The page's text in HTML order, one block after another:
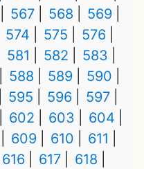
567 568
569
574 575
576
581 582
583
588 589
590
595 596
597
602 603
604
609 610
611
616 617
618